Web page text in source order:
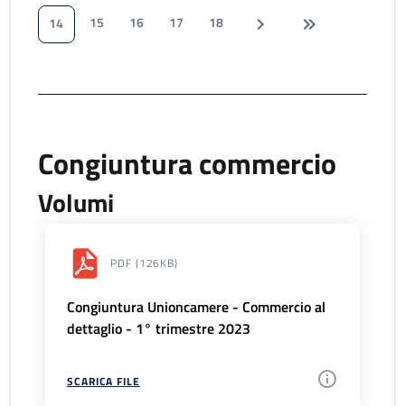
14
15 16 17 18
Congiuntura commercio
Volumi
PDF (126KB)
Congiuntura Unioncamere - Commercio al
dettaglio - 1° trimestre 2023
SCARICA FILE